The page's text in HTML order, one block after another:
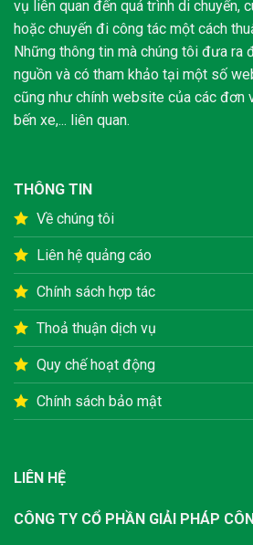
vụ liên quan đến quá trình di chuyển,
hoặc chuyến đi công tác một cách
Những thông tin mà chúng tôi đưa ra
nguồn và có tham khảo tại một số
cũng như chính website của các đơn
bến xe,... liên quan.
THÔNG TIN
Về chúng tôi
Liên hệ quảng cáo
Chính sách hợp tác
Thoả thuận dịch vụ
Quy chế hoạt động
Chính sách bảo mật
LIÊN HỆ
CÔNG TY CỔ PHẦN GIẢI PHÁP